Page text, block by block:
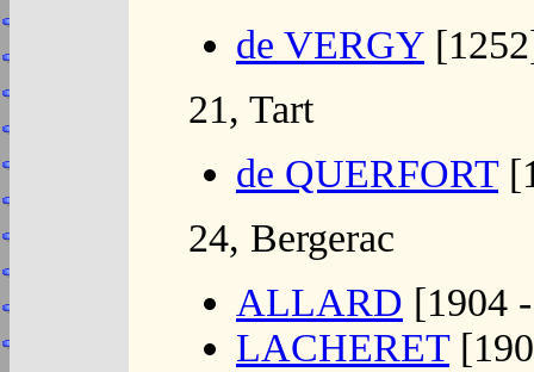
de VERGY
21, Tart
de QUERFORT
24, Bergerac
ALLARD [1904
LACHERET